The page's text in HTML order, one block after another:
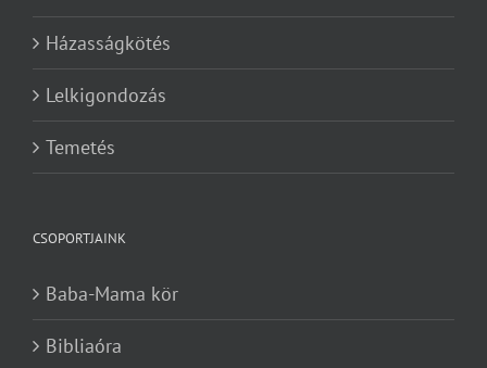
Házasságkötés
Lelkigondozás
Temetés
CSOPORTJAINK
Baba-Mama kör
Bibliaóra